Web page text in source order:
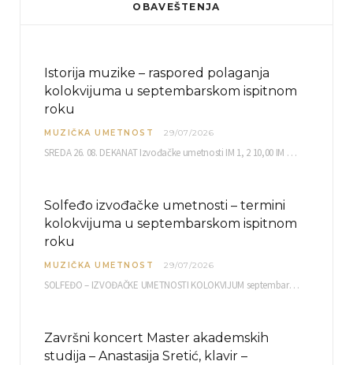
OBAVEŠTENJA
Istorija muzike – raspored polaganja
kolokvijuma u septembarskom ispitnom
roku
MUZIČKA UMETNOST 29/07/2026
SREDA 26. 08. DEKANAT Izvođačke umetnosti IM 1, 2 10,00 IM 3, 4 10,30 IM…
Solfeđo izvođačke umetnosti – termini
kolokvijuma u septembarskom ispitnom
roku
MUZIČKA UMETNOST 29/07/2026
SOLFEĐO – IZVOĐAČKE UMETNOSTI KOLOKVIJUM septembarski ispitni rok četvrtak, 03.09.2026. uč. br. 12 PISMENI…
Završni koncert Master akademskih
studija – Anastasija Sretić, klavir –